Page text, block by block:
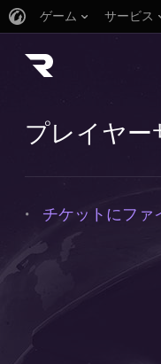
ゲーム サービス
プレイヤー
チケットにファ